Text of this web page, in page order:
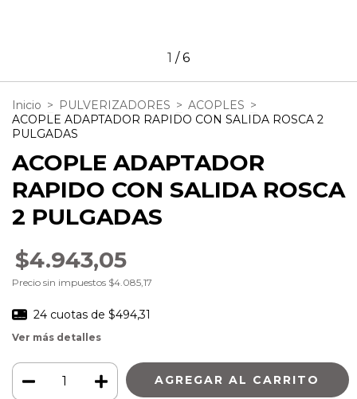
1 /6
Inicio > PULVERIZADORES > ACOPLES >
ACOPLE ADAPTADOR RAPIDO CON SALIDA ROSCA 2
PULGADAS
ACOPLE ADAPTADOR
RAPIDO CON SALIDA ROSCA
2 PULGADAS
$4.943,05
Precio sin impuestos $4.085,17
24 cuotas de $494,31
Ver más detalles